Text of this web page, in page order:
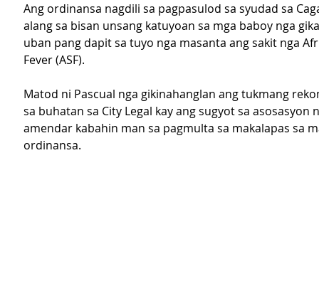
Ang ordinansa nagdili sa pagpasulod sa syudad sa
alang sa bisan unsang katuyoan sa mga baboy nga
uban pang dapit sa tuyo nga masanta ang sakit nga
Fever (ASF).
Matod ni Pascual nga gikinahanglan ang tukmang
sa buhatan sa City Legal kay ang sugyot sa asosasyon
amendar kabahin man sa pagmulta sa makalapas sa
ordinansa.